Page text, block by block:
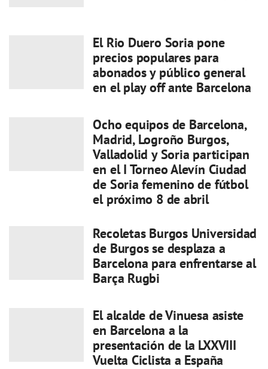
El Rio Duero Soria pone
precios populares para
abonados y público general
en el play off ante Barcelona
Ocho equipos de Barcelona,
Madrid, Logroño Burgos,
Valladolid y Soria participan
en el I Torneo Alevín Ciudad
de Soria femenino de fútbol
el próximo 8 de abril
Recoletas Burgos Universidad
de Burgos se desplaza a
Barcelona para enfrentarse al
Barça Rugbi
El alcalde de Vinuesa asiste
en Barcelona a la
presentación de la LXXVIII
Vuelta Ciclista a España